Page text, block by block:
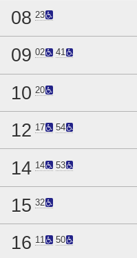
08 23
09 02 41
10 20
12 17 54
14 14 53
15 32
16 11 50